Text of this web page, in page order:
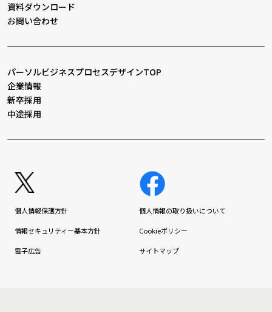
資料ダウンロード
お問い合わせ
パーソルビジネスプロセスデザインTOP
企業情報
新卒採用
中途採用
個人情報保護方針 個人情報の取り扱いについて
情報セキュリティー基本方針 Cookieポリシー
電子広告 サイトマップ